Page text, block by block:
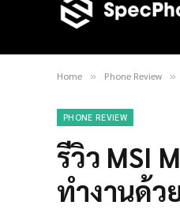
Home » Phone Review »
PHONE REVIEW
รีวิว MSI
ทำงานด้ว